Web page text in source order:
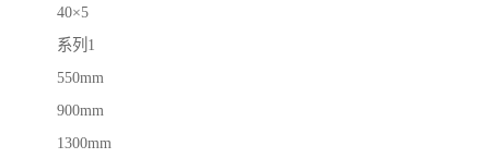
40×5
系列1
550mm
900mm
1300mm